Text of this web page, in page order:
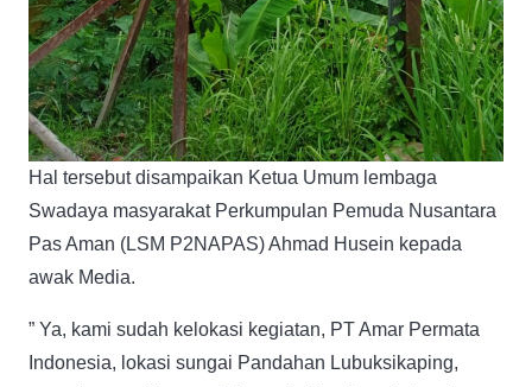
Hal tersebut disampaikan Ketua Umum lembaga
Swadaya masyarakat Perkumpulan Pemuda Nusantara
Pas Aman (LSM P2NAPAS) Ahmad Husein kepada
awak Media.
” Ya, kami sudah kelokasi kegiatan, PT Amar Permata
Indonesia, lokasi sungai Pandahan Lubuksikaping,